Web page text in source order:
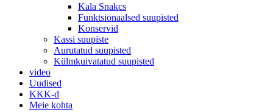
Kala Snakcs
Funktsionaalsed suupisted
Konservid
Kassi suupiste
Aurutatud suupisted
Külmkuivatatud suupisted
video
Uudised
KKK-d
Meie kohta